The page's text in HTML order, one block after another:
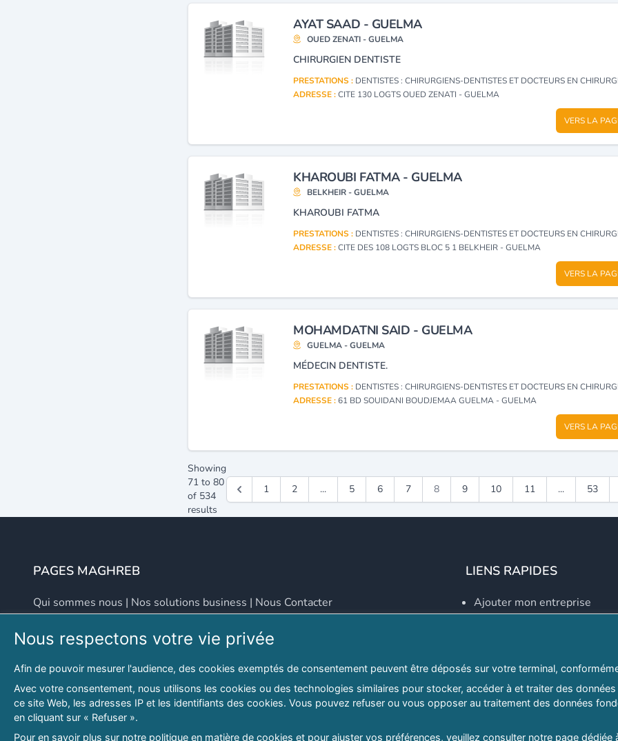
AYAT SAAD - GUELMA
OUED ZENATI - GUELMA
CHIRURGIEN DENTISTE
PRESTATIONS : DENTISTES : CHIRURGIENS-DENTISTES ET DOCTEURS EN CHIRURGIE
ADRESSE :CITE 130 LOGTS OUED ZENATI - GUELMA
VERS LA
KHAROUBI FATMA - GUELMA
BELKHEIR - GUELMA
KHAROUBI FATMA
PRESTATIONS : DENTISTES : CHIRURGIENS-DENTISTES ET DOCTEURS EN CHIRURGIE
ADRESSE :CITE DES 108 LOGTS BLOC 5 1 BELKHEIR - GUELMA
VERS LA
MOHAMDATNI SAID - GUELMA
GUELMA - GUELMA
MÉDECIN DENTISTE.
PRESTATIONS : DENTISTES : CHIRURGIENS-DENTISTES ET DOCTEURS EN CHIRURGIE
ADRESSE :61 BD SOUIDANI BOUDJEMAA GUELMA - GUELMA
VERS LA
Showing
71 to 80
of 534
results
1 2 ... 5 6 7 8 9 10 11 ... 53
PAGES MAGHREB
Qui sommes nous | Nos solutions business | Nous Contacter
Adresse
46 LOT. PETITE PROVENCE SIDI YAHIA
Hydra, Alger (16), Algérie
Email
contact@lespagesmaghreb.com
LIENS RAPIDES
Ajouter mon entreprise
Explorer par secteurs
Explorer par willayas
Le Guide D'Alger, guide-
Nous respectons votre vie privée
Afin de pouvoir mesurer l'audience, des cookies exemptés de consentement peuvent être déposés sur votre terminal,
Avec votre consentement, nous utilisons les cookies ou des technologies similaires pour stocker, accéder à et traiter des
ce site Web, les adresses IP et les identifiants des cookies. Vous pouvez refuser ou vous opposer au traitement des données
en cliquant sur « Refuser ».
Pour en savoir plus sur notre politique en matière de cookies et pour ajuster vos préférences, veuillez consulter notre page dédiée